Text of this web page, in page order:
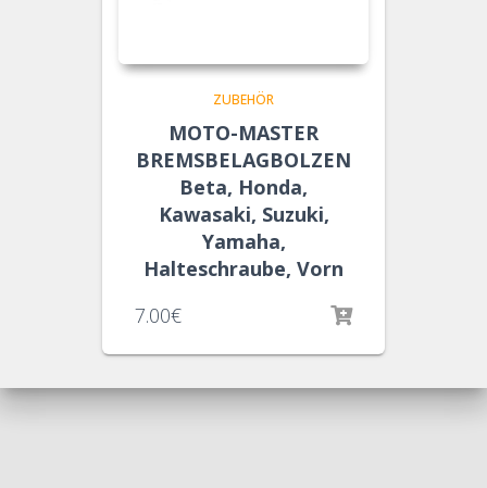
ZUBEHÖR
MOTO-MASTER
BREMSBELAGBOLZEN
Beta, Honda,
Kawasaki, Suzuki,
Yamaha,
Halteschraube, Vorn
7.00€